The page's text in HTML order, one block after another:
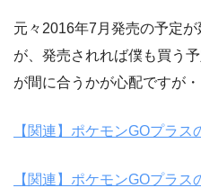
元々2016年7月発売の予定
が、発売されれば僕も買う
が間に合うかが心配ですが・
【関連】ポケモンGOプラス
【関連】ポケモンGOプラ